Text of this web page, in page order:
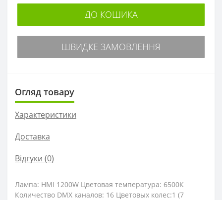
ДО КОШИКА
ШВИДКЕ ЗАМОВЛЕННЯ
Огляд товару
Характеристики
Доставка
Відгуки (0)
Лампа: HMI 1200W Цветовая температура: 6500К
Количество DMX каналов: 16 Цветовых колес:1 (7